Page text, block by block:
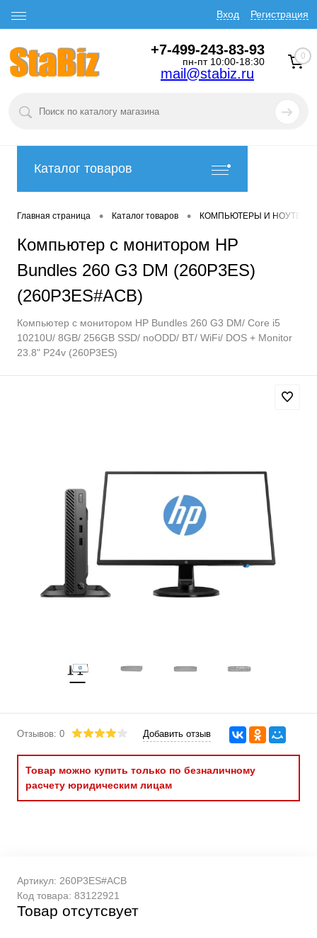
Вход Регистрация
+7-499-243-83-93
пн-пт 10:00-18:30
mail@stabiz.ru
0
Каталог товаров
Главная страница • Каталог товаров • КОМПЬЮТЕРЫ И
Компьютер с монитором HP
Bundles 260 G3 DM (260P3ES)
(260P3ES#ACB)
Компьютер с монитором HP Bundles 260 G3 DM/ Core i5
10210U/ 8GB/ 256GB SSD/ noODD/ BT/ WiFi/ DOS + Monitor
23.8" P24v (260P3ES)
Отзывов: 0 Добавить отзыв
Товар можно купить только по безналичному
расчету юридическим лицам
Артикул: 260P3ES#ACB
Код товара: 83122921
Товар отсутсвует